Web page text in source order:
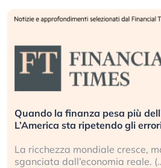
la finanza pesa più
sta ripetendo gli errori del
ricchezza mondiale cresce, ma è
dall’economia reale. (…)